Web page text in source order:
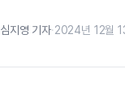
심지영 기자·2024년 12월